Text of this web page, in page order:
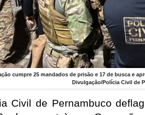
cumpre 25 mandados de prisão e 17 de busca e
Divulgação/Polícia Civil de
Civil de Pernambuco